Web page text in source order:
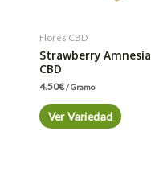
Flores CBD
Strawberry Amnesia
CBD
4.50€/ Gramo
Ver Variedad